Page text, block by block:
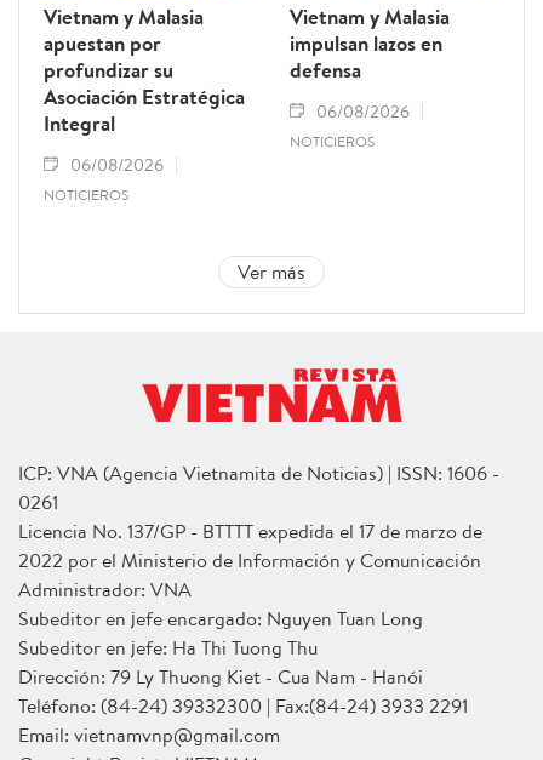
Vietnam y Malasia
apuestan por
profundizar su
Asociación Estratégica
Integral
06/08/2026
NOTICIEROS
Vietnam y Malasia
impulsan lazos en
defensa
06/08/2026
NOTICIEROS
Ver más
ICP: VNA (Agencia Vietnamita de Noticias) | ISSN: 1606 -
0261
Licencia No. 137/GP - BTTTT expedida el 17 de marzo de
2022 por el Ministerio de Información y Comunicación
Administrador: VNA
Subeditor en jefe encargado: Nguyen Tuan Long
Subeditor en jefe: Ha Thi Tuong Thu
Dirección: 79 Ly Thuong Kiet - Cua Nam - Hanói
Teléfono: (84-24) 39332300 | Fax:(84-24) 3933 2291
Email: vietnamvnp@gmail.com